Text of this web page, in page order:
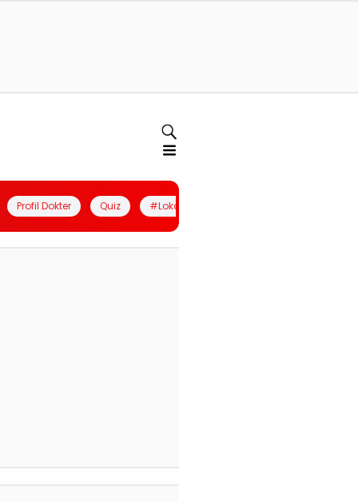
Profil Dokter Quiz #LokalBerdaya